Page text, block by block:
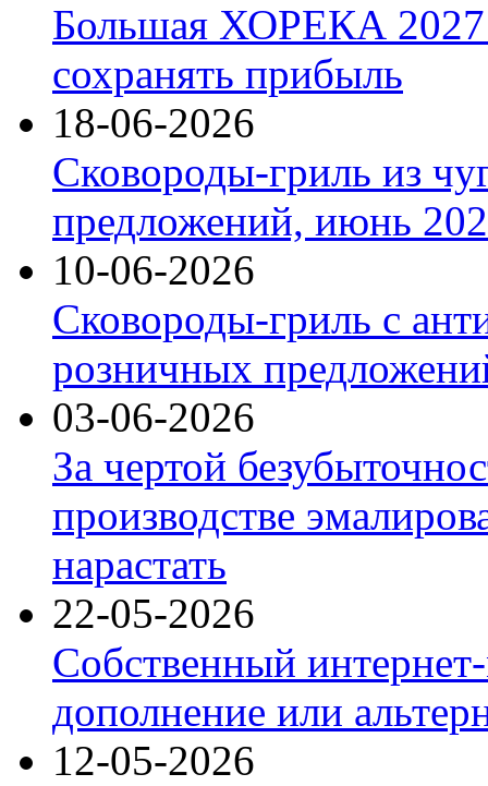
Большая ХОРЕКА 2027:
сохранять прибыль
18-06-2026
Сковороды-гриль из
предложений, июнь
10-06-2026
Сковороды-гриль с
розничных
03-06-2026
За чертой
производстве
нарастать
22-05-2026
Собственный
дополнение или
12-05-2026